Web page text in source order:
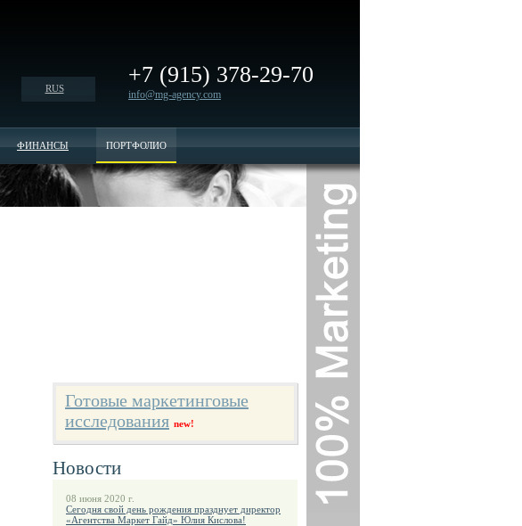
+7 (915) 378-29-70
info@mg-agency.com
RUS
ФИНАНСЫ ПОРТФОЛИО
Готовые маркетинговые
исследования new!
Новости
08 июня 2020 г.
Сегодня свой день рождения празднует директор
«Агентства Маркет Гайд» Юлия Кислова!